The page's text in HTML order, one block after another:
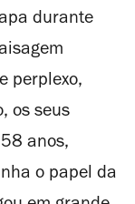
durante
perplexo,
os seus
anos,
o papel da